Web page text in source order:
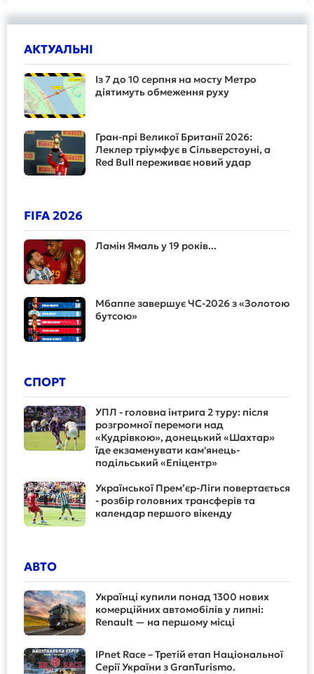
АКТУАЛЬНІ
Із 7 до 10 серпня на мосту Метро
діятимуть обмеження руху
Гран-прі Великої Британії 2026:
Леклер тріумфує в Сільверстоуні, а
Red Bull переживає новий удар
FIFA 2026
Ламін Ямаль у 19 років...
Мбаппе завершує ЧС-2026 з «Золотою
бутсою»
СПОРТ
УПЛ - головна інтрига 2 туру: після
розгромної перемоги над
«Кудрівкою», донецький «Шахтар»
їде екзаменувати кам'янець-
подільський «Епіцентр»
Української Прем’єр-Ліги повертається
- розбір головних трансферів та
календар першого вікенду
АВТО
Українці купили понад 1300 нових
комерційних автомобілів у липні:
Renault — на першому місці
IPnet Race – Третій етап Національної
Серії України з GranTurismo.